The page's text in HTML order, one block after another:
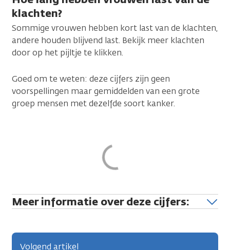
klachten?
Sommige vrouwen hebben kort last van de klachten,
andere houden blijvend last. Bekijk meer klachten
door op het pijltje te klikken.
Goed om te weten: deze cijfers zijn geen
voorspellingen maar gemiddelden van een grote
groep mensen met dezelfde soort kanker.
Meer informatie over deze cijfers:
Volgend artikel